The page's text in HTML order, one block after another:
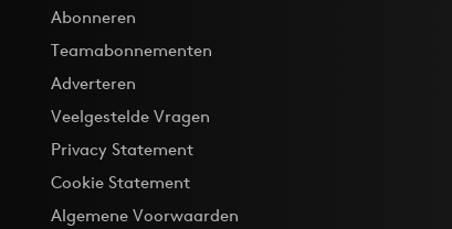
Abonneren
Teamabonnementen
Adverteren
Veelgestelde Vragen
Privacy Statement
Cookie Statement
Algemene Voorwaarden